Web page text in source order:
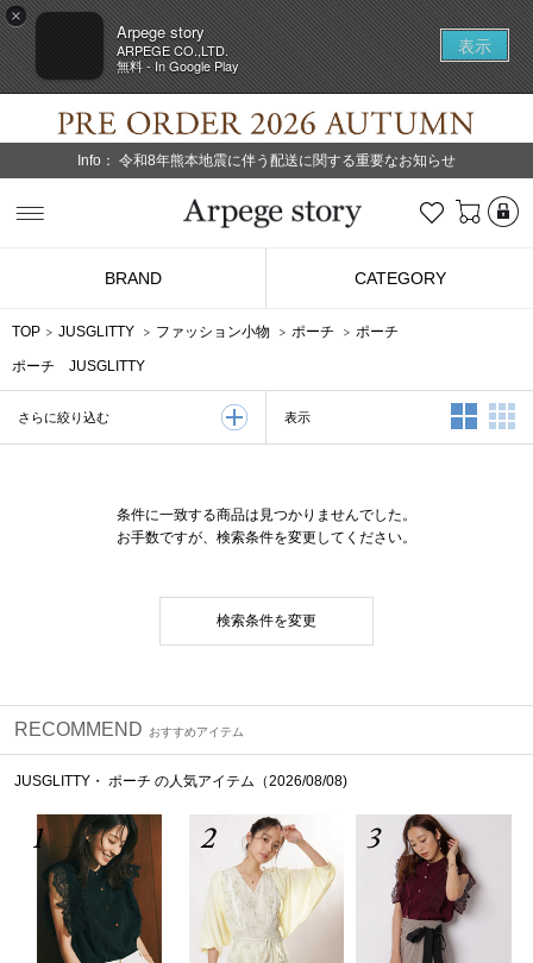
×
Arpege story
ARPEGE CO.,LTD.
無料 - In Google Play
表示
Info： 令和8年熊本地震に伴う配送に関する重要なお知らせ
お気に入り
BRAND CATEGORY
TOP JUSGLITTY ファッション小物 ポーチ ポーチ
ポーチ JUSGLITTY
さらに絞り込む 表示 2列表示
条件に一致する商品は見つかりませんでした。
お手数ですが、検索条件を変更してください。
検索条件を変更
RECOMMEND おすすめアイテム
JUSGLITTY・ ポーチ の人気アイテム（2026/08/08)
1 2 3